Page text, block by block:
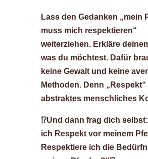
Lass den Gedanken „mein
muss mich respektieren“
weiterziehen. Erkläre
was du möchtest. Dafür
keine Gewalt und keine
Methoden. Denn „Respekt“
abstraktes menschliches
⁉️Und dann frag dich
ich Respekt vor meinem
Respektiere ich die